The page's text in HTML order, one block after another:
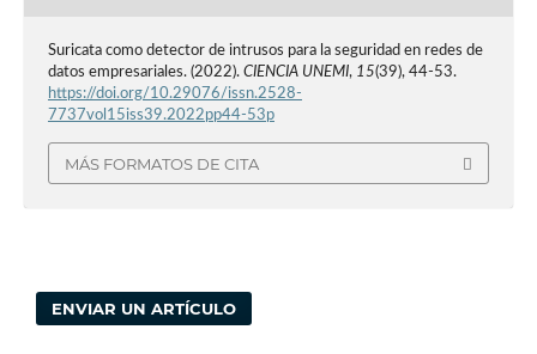
Suricata como detector de intrusos para la seguridad en redes de
datos empresariales. (2022). CIENCIA UNEMI, 15(39), 44-53.
https://doi.org/10.29076/issn.2528-
7737vol15iss39.2022pp44-53p
MÁS FORMATOS DE CITA
ENVIAR UN ARTÍCULO